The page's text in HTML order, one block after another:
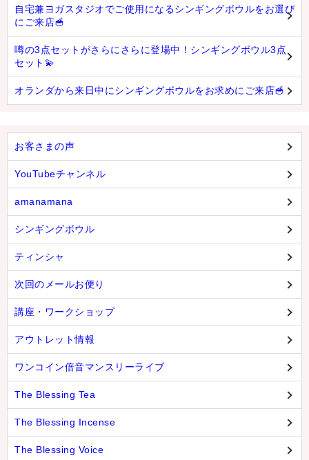
自宅兼ヨガスタジオでご使用になるシンギングボウルをお選び
にご来店🥣
噂の3点セットがさらにさらに登場中！シンギングボウル3点
セット💫
オランダから来日中にシンギングボウルをお求めにご来店🥣
お客さまの声
YouTubeチャンネル
amanamana
シンギングボウル
ティンシャ
次回のメールお便り
講座・ワークショップ
アウトレット情報
ワンコイン倍音マンスリーライブ
The Blessing Tea
The Blessing Incense
The Blessing Voice